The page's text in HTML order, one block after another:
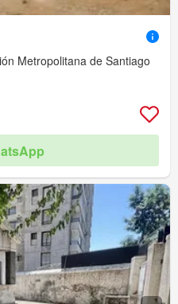
Metropolitana de Santiago